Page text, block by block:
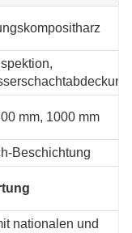
mm, 1000 mm
Beschichtung
nationalen und